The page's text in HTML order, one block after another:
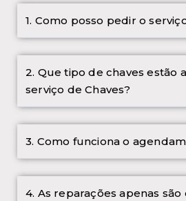
1. Como posso pedir o
2. Que tipo de chaves estão
serviço de Chaves?
3. Como funciona o
4. As reparações apenas